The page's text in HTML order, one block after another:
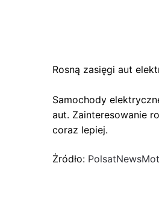
Rosną zasięgi aut
Samochody
aut. Zainteresowanie
coraz lepiej.
Żródło: